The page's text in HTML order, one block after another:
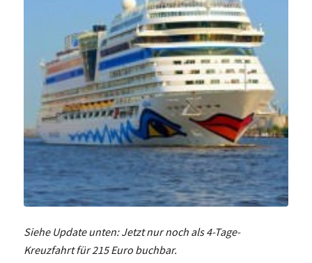
Siehe Update unten: Jetzt nur noch als 4-Tage-
Kreuzfahrt für 215 Euro buchbar.